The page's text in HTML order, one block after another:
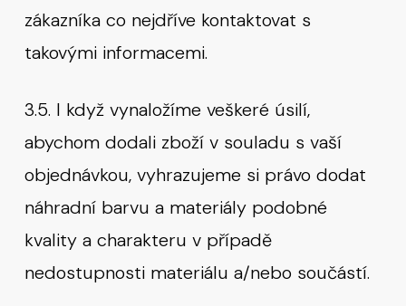
zákazníka co nejdříve kontaktovat s
takovými informacemi.
3.5. I když vynaložíme veškeré úsilí,
abychom dodali zboží v souladu s vaší
objednávkou, vyhrazujeme si právo dodat
náhradní barvu a materiály podobné
kvality a charakteru v případě
nedostupnosti materiálu a/nebo součástí.